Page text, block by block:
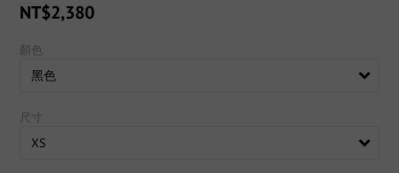
NT$2,380
顏色
尺寸